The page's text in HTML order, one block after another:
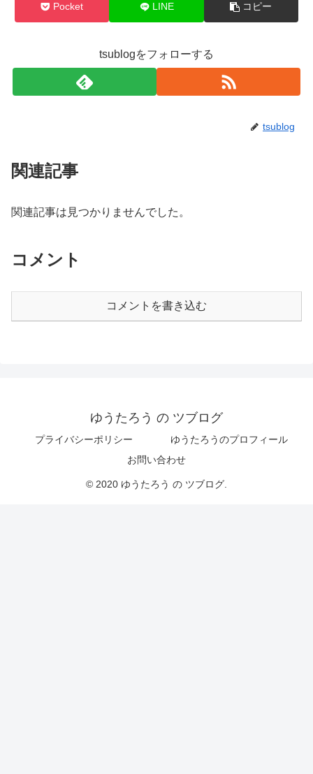
Pocket LINE コピー
tsublogをフォローする
tsublog
関連記事
関連記事は見つかりませんでした。
コメント
コメントを書き込む
ゆうたろう の ツブログ
プライバシーポリシー
ゆうたろうのプロフィール
お問い合わせ
© 2020 ゆうたろう の ツブログ.